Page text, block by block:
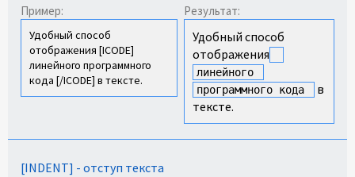
Пример:
Удобный способ
отображения [ICODE]
линейного программного
кода [/ICODE] в тексте.
Результат:
Удобный способ
отображения
линейного
программного кода
в
тексте.
[INDENT] - отступ текста